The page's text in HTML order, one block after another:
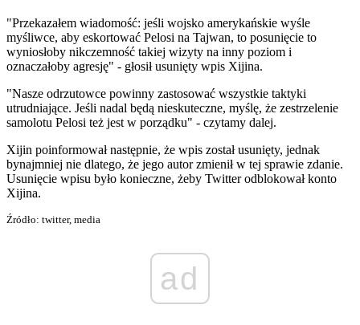
"Przekazałem wiadomość: jeśli wojsko amerykańskie wyśle
myśliwce, aby eskortować Pelosi na Tajwan, to posunięcie to
wyniosłoby nikczemność takiej wizyty na inny poziom i
oznaczałoby agresję" - głosił usunięty wpis Xijina.
"Nasze odrzutowce powinny zastosować wszystkie taktyki
utrudniające. Jeśli nadal będą nieskuteczne, myślę, że zestrzelenie
samolotu Pelosi też jest w porządku" - czytamy dalej.
Xijin poinformował następnie, że wpis został usunięty, jednak
bynajmniej nie dlatego, że jego autor zmienił w tej sprawie zdanie.
Usunięcie wpisu było konieczne, żeby Twitter odblokował konto
Xijina.
Źródło: twitter, media
ad